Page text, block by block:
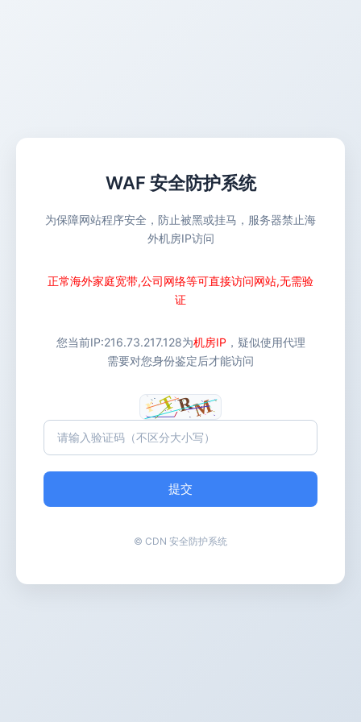
WAF 安全防护系统
为保障网站程序安全，防止被黑或挂马，服务器禁止海
外机房IP访问
正常海外家庭宽带,公司网络等可直接访问网站,无需验
证
您当前IP:216.73.217.128为机房IP ，疑似使用代理
需要对您身份鉴定后才能访问
提交
© CDN 安全防护系统